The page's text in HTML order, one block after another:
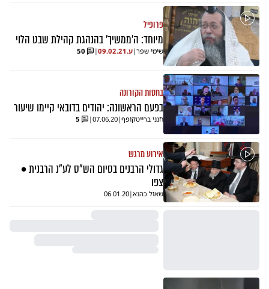
פרופיל
מיוחד: ה'ממשיך' בהנהגת קהילת שבט הלוי
שימי שפר|ע.09.02.21
|
50
בחסות הקורונה
בפעם הראשונה: יהודים בדובאי קיימו שיעור
חנני ברייטקופף|
07.06.20
|
5
אירוע מרגש
גדולי הרבנים בסיום הש"ס לע"נ הרבנית •
צפו
שאול כהנא|
06.01.20